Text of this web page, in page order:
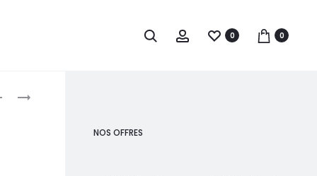
0 0
navigation
BABYLISS
NOS OFFRES